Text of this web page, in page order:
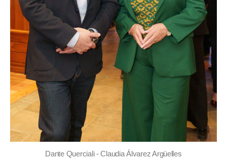
Dante Querciali - Claudia Álvarez Argüelles